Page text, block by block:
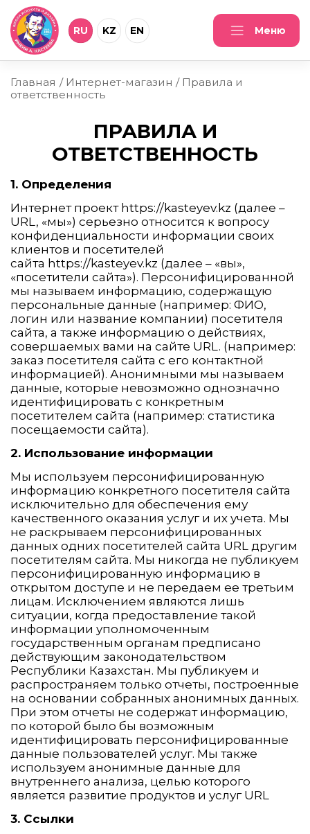
Меню
RU KZ EN
Главная Интернет-магазин
Правила и
ответственность
ПРАВИЛА И
ОТВЕТСТВЕННОСТЬ
1. Определения
Интернет проект https://kasteyev.kz (далее –
URL, «мы») серьезно относится к вопросу
конфиденциальности информации своих
клиентов и посетителей
сайта https://kasteyev.kz (далее – «вы»,
«посетители сайта»). Персонифицированной
мы называем информацию, содержащую
персональные данные (например: ФИО,
логин или название компании) посетителя
сайта, а также информацию о действиях,
совершаемых вами на сайте URL. (например:
заказ посетителя сайта с его контактной
информацией). Анонимными мы называем
данные, которые невозможно однозначно
идентифицировать с конкретным
посетителем сайта (например: статистика
посещаемости сайта).
2. Использование информации
Мы используем персонифицированную
информацию конкретного посетителя сайта
исключительно для обеспечения ему
качественного оказания услуг и их учета. Мы
не раскрываем персонифицированных
данных одних посетителей сайта URL другим
посетителям сайта. Мы никогда не публикуем
персонифицированную информацию в
открытом доступе и не передаем ее третьим
лицам. Исключением являются лишь
ситуации, когда предоставление такой
информации уполномоченным
государственным органам предписано
действующим законодательством
Республики Казахстан. Мы публикуем и
распространяем только отчеты, построенные
на основании собранных анонимных данных.
При этом отчеты не содержат информацию,
по которой было бы возможным
идентифицировать персонифицированные
данные пользователей услуг. Мы также
используем анонимные данные для
внутреннего анализа, целью которого
является развитие продуктов и услуг URL
3. Ссылки